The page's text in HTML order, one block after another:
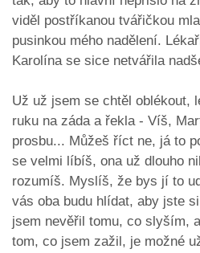
viděl postříkanou tvářičkou
pusinkou mého nadělení.
Karolína se sice netvářila
Už už jsem se chtěl oblékout,
ruku na záda a řekla - Víš,
prosbu... Můžeš říct ne, já to
se velmi líbíš, ona už dlouho
rozumíš. Myslíš, že bys jí to
vás oba budu hlídat, aby jste
jsem nevěřil tomu, co slyším,
tom, co jsem zažil, je možné